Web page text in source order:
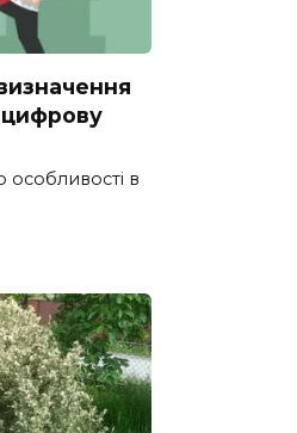
цифрову
особливості в